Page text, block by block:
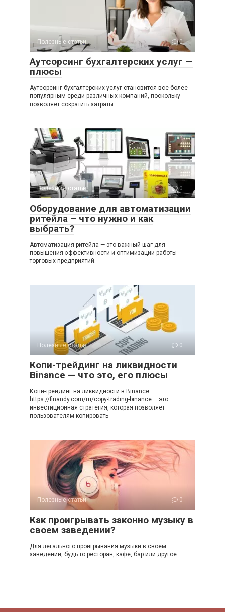
Полезные статьи 0
Аутсорсинг бухгалтерских услуг —
плюсы
Аутсорсинг бухгалтерских услуг становится все более
популярным среди различных компаний, поскольку
позволяет сократить затраты
Полезные статьи 0
Оборудование для автоматизации
ритейла – что нужно и как
выбрать?
Автоматизация ритейла — это важный шаг для
повышения эффективности и оптимизации работы
торговых предприятий.
Полезные статьи 0
Копи-трейдинг на ликвидности
Binance — что это, его плюсы
Копи-трейдинг на ликвидности в Binance
https://finandy.com/ru/copy-trading-binance – это
инвестиционная стратегия, которая позволяет
пользователям копировать
Полезные статьи 0
Как проигрывать законно музыку в
своем заведении?
Для легального проигрывания музыки в своем
заведении, будь то ресторан, кафе, бар или другое